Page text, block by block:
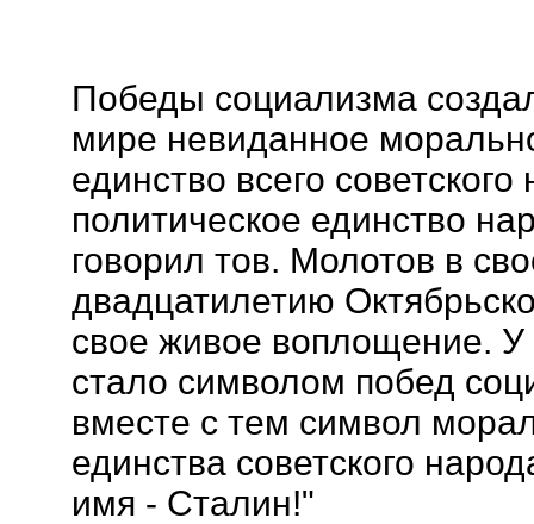
Победы социализма
мире невиданное
единство всего
политическое единство
говорил тов. Молотов в
двадцатилетию
свое живое воплощение. У
стало символом побед
вместе с тем символ
единства советского
имя - Сталин!"